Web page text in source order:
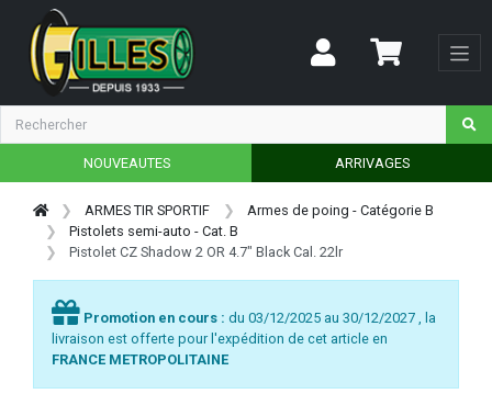
NOUVEAUTES ARRIVAGES
ARMES TIR SPORTIF
Armes de poing - Catégorie B
Pistolets semi-auto - Cat. B
Pistolet CZ Shadow 2 OR 4.7" Black Cal. 22lr
Promotion en cours : du 03/12/2025 au 30/12/2027 , la
livraison est offerte pour l'expédition de cet article en
FRANCE METROPOLITAINE